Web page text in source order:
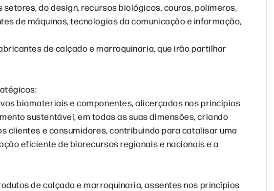
do design, recursos biológicos, couros, polímeros,
de máquinas, tecnologias da comunicação e informação,
de calçado e marroquinaria, que irão partilhar
biomateriais e componentes, alicerçados nos princípios
sustentável, em todas as suas dimensões, criando
clientes e consumidores, contribuindo para catalisar uma
eficiente de biorecursos regionais e nacionais e a
de calçado e marroquinaria, assentes nos princípios